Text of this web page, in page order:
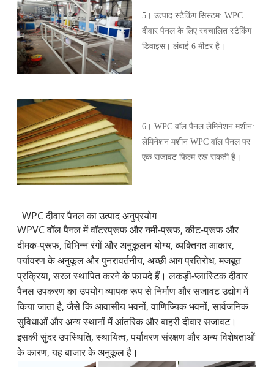
5। उत्पाद स्टैकिंग सिस्टम: WPC
दीवार पैनल के लिए स्वचालित स्टैकिंग
डिवाइस। लंबाई 6 मीटर है।
6। WPC वॉल पैनल लेमिनेशन मशीन:
लेमिनेशन मशीन WPC वॉल पैनल पर
एक सजावट फिल्म रख सकती है।
WPC दीवार पैनल का उत्पाद अनुप्रयोग
WPVC वॉल पैनल में वॉटरप्रूफ और नमी-प्रूफ, कीट-प्रूफ और
दीमक-प्रूफ, विभिन्न रंगों और अनुकूलन योग्य, व्यक्तिगत आकार,
पर्यावरण के अनुकूल और पुनरावर्तनीय, अच्छी आग प्रतिरोध, मजबूत
प्रक्रिया, सरल स्थापित करने के फायदे हैं। लकड़ी-प्लास्टिक दीवार
पैनल उपकरण का उपयोग व्यापक रूप से निर्माण और सजावट उद्योग में
किया जाता है, जैसे कि आवासीय भवनों, वाणिज्यिक भवनों, सार्वजनिक
सुविधाओं और अन्य स्थानों में आंतरिक और बाहरी दीवार सजावट।
इसकी सुंदर उपस्थिति, स्थायित्व, पर्यावरण संरक्षण और अन्य विशेषताओं
के कारण, यह बाजार के अनुकूल है।